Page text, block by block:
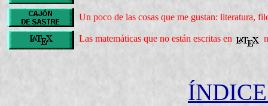
Un poco de las cosas que me gustan: literatura,
Las matemáticas que no están escritas en